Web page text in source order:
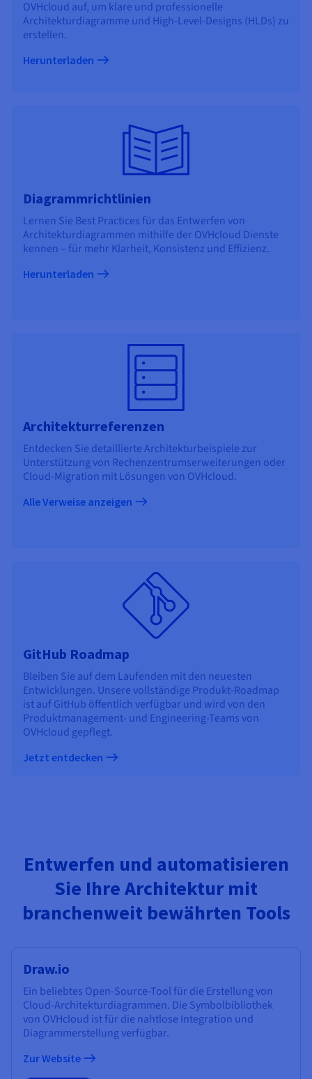
Preise
Verfügbarkeit nach Regionen
Roadmap und Changelog
Monitoring
Roadmap und Changelog
Dokumentation
Roadmap und Changelog
Roadmap und Changelog
Roadmap und Changelog
OVHcloud auf, um klare und professionelle
Architekturdiagramme und High-Level-Designs (HLDs) zu
erstellen.
Herunterladen
Diagrammrichtlinien
Lernen Sie Best Practices für das Entwerfen von
Architekturdiagrammen mithilfe der OVHcloud Dienste
kennen – für mehr Klarheit, Konsistenz und Effizienz.
Herunterladen
Architekturreferenzen
Entdecken Sie detaillierte Architekturbeispiele zur
Unterstützung von Rechenzentrumserweiterungen oder
Cloud-Migration mit Lösungen von OVHcloud.
Alle Verweise anzeigen
GitHub Roadmap
Bleiben Sie auf dem Laufenden mit den neuesten
Entwicklungen. Unsere vollständige Produkt-Roadmap
ist auf GitHub öffentlich verfügbar und wird von den
Produktmanagement- und Engineering-Teams von
OVHcloud gepflegt.
Jetzt entdecken
Entwerfen und automatisieren
Sie Ihre Architektur mit
branchenweit bewährten Tools
Draw.io
Ein beliebtes Open-Source-Tool für die Erstellung von
Cloud-Architekturdiagrammen. Die Symbolbibliothek
von OVHcloud ist für die nahtlose Integration und
Diagrammerstellung verfügbar.
Zur Website